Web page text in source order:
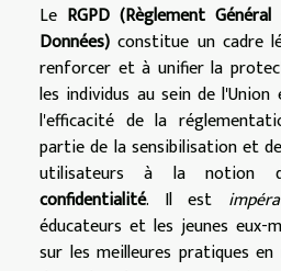
Le RGPD (Règlement
Données) constitue un cadre
renforcer et à unifier la
les individus au sein de
l'efficacité de la
partie de la sensibilisation et
utilisateurs à la
confidentialité. Il est
éducateurs et les jeunes eux-
sur les meilleures pratiques